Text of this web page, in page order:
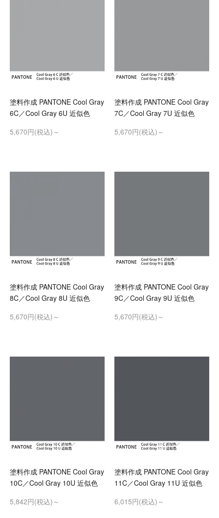
塗料作成 PANTONE Cool Gray
6C／Cool Gray 6U 近似色
5,670円(税込)～
塗料作成 PANTONE Cool Gray
7C／Cool Gray 7U 近似色
5,670円(税込)～
塗料作成 PANTONE Cool Gray
8C／Cool Gray 8U 近似色
5,670円(税込)～
塗料作成 PANTONE Cool Gray
9C／Cool Gray 9U 近似色
5,670円(税込)～
塗料作成 PANTONE Cool Gray
10C／Cool Gray 10U 近似色
5,842円(税込)～
塗料作成 PANTONE Cool Gray
11C／Cool Gray 11U 近似色
6,015円(税込)～